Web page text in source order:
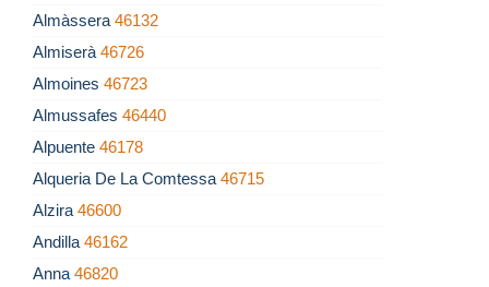
Almàssera 46132
Almiserà 46726
Almoines 46723
Almussafes 46440
Alpuente 46178
Alqueria De La Comtessa 46715
Alzira 46600
Andilla 46162
Anna 46820